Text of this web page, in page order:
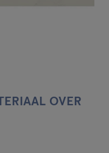
OVER